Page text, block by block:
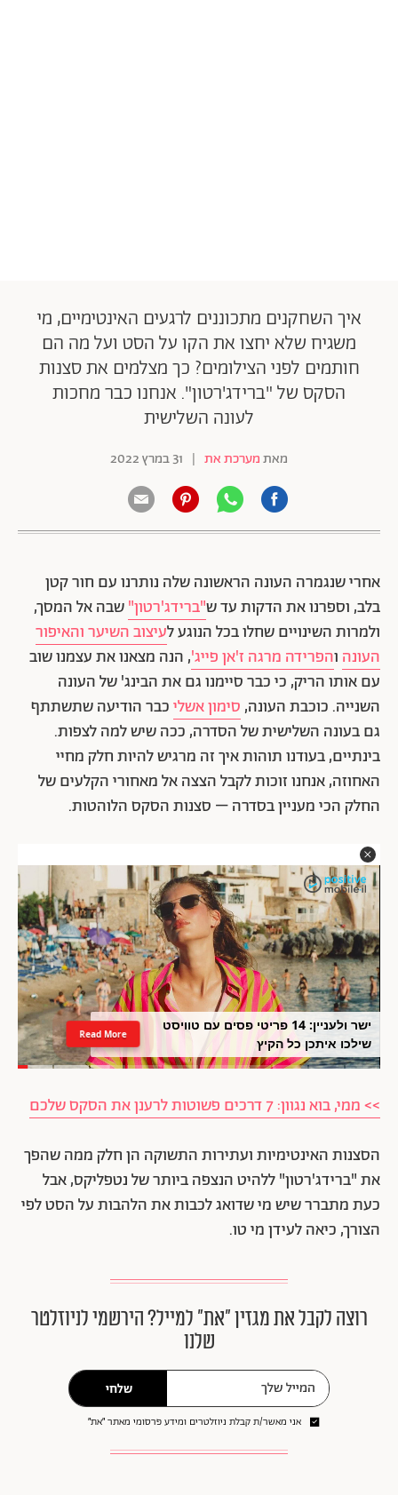
איך השחקנים מתכוננים לרגעים האינטימיים, מי
משגיח שלא יחצו את הקו על הסט ועל מה הם
חותמים לפני הצילומים? כך מצלמים את סצנות
הסקס של "ברידג'רטון". אנחנו כבר מחכות
לעונה השלישית
מאתמערכת את | 31 במרץ 2022
אחרי שנגמרה העונה הראשונה שלה נותרנו עם חור קטן
בלב, וספרנו את הדקות עד ש"ברידג'רטון"שבה אל המסך,
ולמרות השינויים שחלו בכל הנוגע לעיצוב השיער והאיפור
העונה והפרידה מרגה ז'אן פייג', הנה מצאנו את עצמנו שוב
עם אותו הריק, כי כבר סיימנו גם את הבינג' של העונה
השנייה. כוכבת העונה,סימון אשליכבר הודיעה שתשתתף
גם בעונה השלישית של הסדרה, ככה שיש למה לצפות.
בינתיים, בעודנו תוהות איך זה מרגיש להיות חלק מחיי
האחוזה, אנחנו זוכות לקבל הצצה אל מאחורי הקלעים של
החלק הכי מעניין בסדרה – סצנות הסקס הלוהטות.
ישר ולעניין: 14 פריטי פסים עם טוויסט
שילכו איתכן כל הקיץ
Read More
>> ממי, בוא נגוון: 7 דרכים פשוטות לרענן את הסקס שלכם
הסצנות האינטימיות ועתירות התשוקה הן חלק ממה שהפך
את "ברידג'רטון" ללהיט הנצפה ביותר של נטפליקס, אבל
כעת מתברר שיש מי שדואג לכבות את הלהבות על הסט לפי
הצורך, כיאה לעידן מי טו.
רוצה לקבל את מגזין ״את״ למייל? הירשמי לניוזלטר
שלנו
שלחי
אני מאשר/ת קבלת ניוזלטרים ומידע פרסומי מאתר ״את״